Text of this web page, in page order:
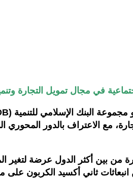
في مجال تمويل التجارة
مع الاعتراف بالدور المحوري
من بين أكثر الدول عرضة لتغير
ونظراً إلى ان التجارة مسؤولة عن 20-30%